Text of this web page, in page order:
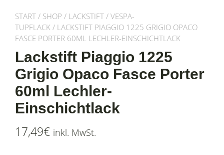
START / SHOP / LACKSTIFT / VESPA-
TUPFLACK / LACKSTIFT PIAGGIO 1225 GRIGIO OPACO
FASCE PORTER 60ML LECHLER-EINSCHICHTLACK
Lackstift Piaggio 1225
Grigio Opaco Fasce Porter
60ml Lechler-
Einschichtlack
17,49€ inkl. MwSt.